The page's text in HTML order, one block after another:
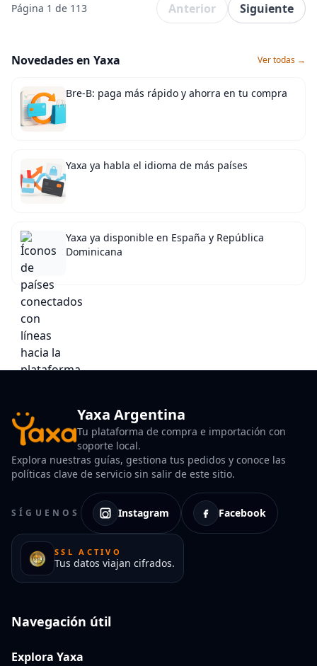
Página 1 de 113 Anterior Siguiente
Novedades en Yaxa Ver todas →
Bre-B: paga más rápido y ahorra en tu compra
Yaxa ya habla el idioma de más países
Yaxa ya disponible en España y República
Dominicana
Yaxa Argentina
Tu plataforma de compra e importación con
soporte local.
Explora nuestras guías, gestiona tus pedidos y conoce las
políticas clave de servicio sin salir de este sitio.
SÍGUENOS Instagram Facebook
SSL ACTIVO
Tus datos viajan cifrados.
Navegación útil
Explora Yaxa